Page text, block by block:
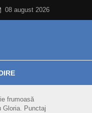
08 august 2026
frumoasă
Gloria. Punctaj